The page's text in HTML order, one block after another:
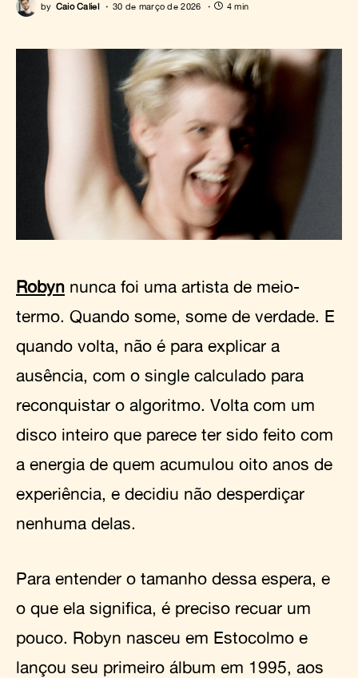
by Caio Caliel 30 de março de 2026 4 min
Robyn nunca foi uma artista de meio-
termo. Quando some, some de verdade. E
quando volta, não é para explicar a
ausência, com o single calculado para
reconquistar o algoritmo. Volta com um
disco inteiro que parece ter sido feito com
a energia de quem acumulou oito anos de
experiência, e decidiu não desperdiçar
nenhuma delas.
Para entender o tamanho dessa espera, e
o que ela significa, é preciso recuar um
pouco. Robyn nasceu em Estocolmo e
lançou seu primeiro álbum em 1995, aos